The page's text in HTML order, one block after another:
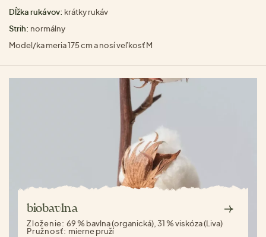
Dĺžka rukávov: krátky rukáv
Strih: normálny
Model/ka meria 175 cm a nosí veľkosť M
biobavlna
Zloženie: 69 % bavlna (organická), 31 % viskóza (Liva)
Pružnosť: mierne pruží